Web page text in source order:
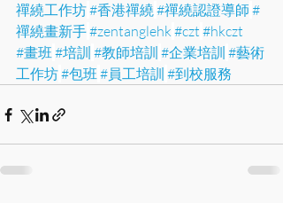
禪繞工作坊#香港禪繞#禪繞認證導師 #
禪繞畫新手#zentanglehk#czt #hkczt
#畫班#培訓 #教師培訓 #企業培訓 #藝術
工作坊#包班#員工培訓 #到校服務